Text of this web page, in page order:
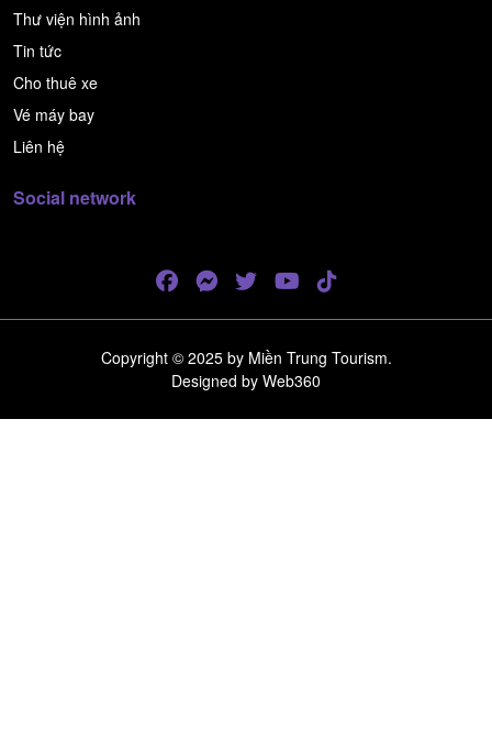
Thư viện hình ảnh
Tin tức
Cho thuê xe
Vé máy bay
Liên hệ
Social network
Copyright © 2025 by Miền Trung Tourism.
Designed by Web360